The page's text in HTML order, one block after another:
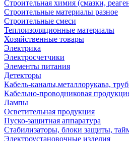
Строительная химия (смазки,
Строительные материалы разное
Строительные смеси
Теплоизоляционные материалы
Хозяйственные товары
Электрика
Электросчетчики
Элементы питания
Детекторы
Кабель-каналы,металлорукава,
Кабельно-проводниковая
Лампы
Осветительная продукция
Пуско-защитная аппаратура
Стабилизаторы, блоки защиты,
Электроустановочные изделия